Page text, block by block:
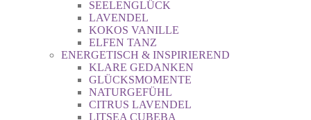
SEELENGLÜCK
LAVENDEL
KOKOS VANILLE
ELFEN TANZ
ENERGETISCH & INSPIRIEREND
KLARE GEDANKEN
GLÜCKSMOMENTE
NATURGEFÜHL
CITRUS LAVENDEL
LITSEA CUBEBA